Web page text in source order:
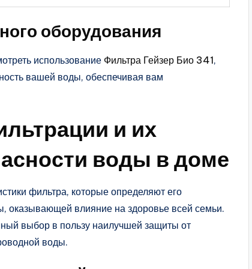
оборудования
использование Фильтра Гейзер Био 341,
вашей воды, обеспечивая вам
и их
воды в доме
фильтра, которые определяют его
оказывающей влияние на здоровье всей семьи.
выбор в пользу наилучшей защиты от
воды.